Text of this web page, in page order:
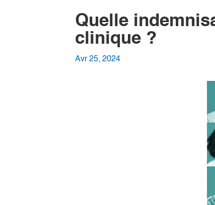
Quelle
clinique ?
Avr 25, 2024